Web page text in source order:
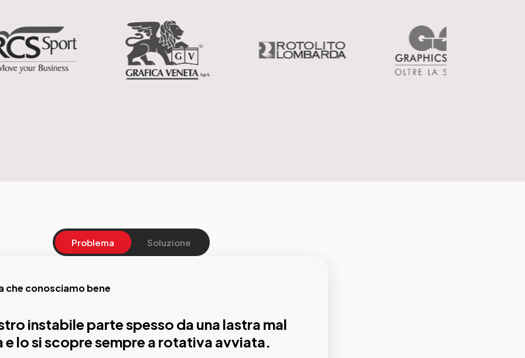
Problema Soluzione
e piega automatica: precisione
che conosciamo bene
instabile parte spesso da una lastra mal
e lo si scopre sempre a rotativa avviata.